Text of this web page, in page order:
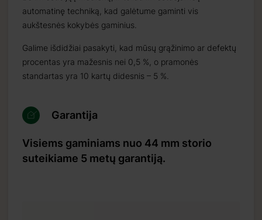
automatinę techniką, kad galėtume gaminti vis
aukštesnės kokybės gaminius.
Galime išdidžiai pasakyti, kad mūsų grąžinimo ar defektų
procentas yra mažesnis nei 0,5 %, o pramonės
standartas yra 10 kartų didesnis – 5 %.
Garantija
Visiems gaminiams nuo 44 mm storio
suteikiame 5 metų garantiją.